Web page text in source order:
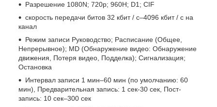
Разрешение 1080N; 720p; 960H; D1; CIF
скорость передачи битов 32 кбит / с–4096 кбит / с на
канал
Режим записи Руководство; Расписание (Общее,
Непрерывное); MD (Обнаружение видео: Обнаружение
движения, Потеря видео, Подделка); Сигнализация;
Остановка
Интервал записи 1 мин–60 мин (по умолчанию: 60
мин), Предварительная запись: 1 сек-30 сек, Пост-
запись: 10 сек–300 сек